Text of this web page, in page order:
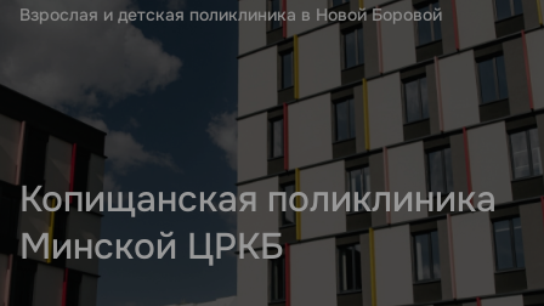
Взрослая и детская поликлиника в Новой Боровой
Копищанская поликлиника
Минской ЦРКБ